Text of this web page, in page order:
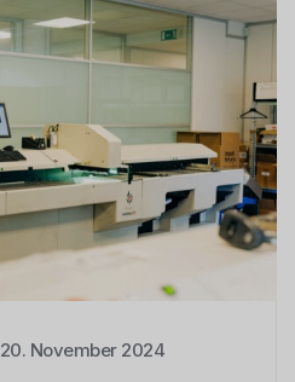
20. November 2024